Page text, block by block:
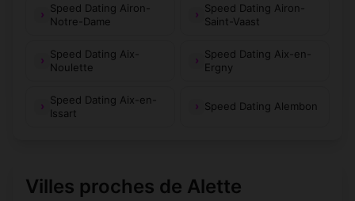
Speed Dating Airon-
Notre-Dame
Speed Dating Airon-
Saint-Vaast
Speed Dating Aix-
Noulette
Speed Dating Aix-en-
Ergny
Speed Dating Aix-en-
Issart
Speed Dating Alembon
Villes proches de Alette